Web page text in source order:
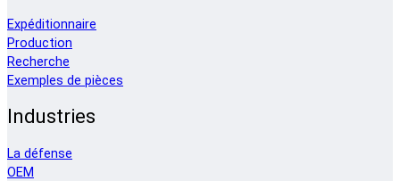
Expéditionnaire
Production
Recherche
Exemples de pièces
Industries
La défense
OEM